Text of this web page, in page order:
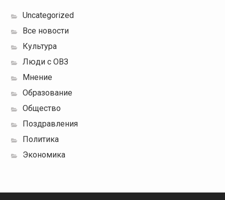
Uncategorized
Все новости
Культура
Люди с ОВЗ
Мнение
Образование
Общество
Поздравления
Политика
Экономика